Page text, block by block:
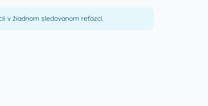
v žiadnom sledovanom reťazci.